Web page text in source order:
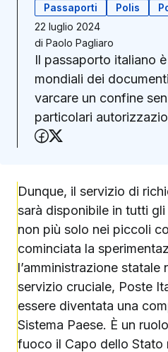
Passaporti Polis
22 luglio 2024
di Paolo Pagliaro
Il passaporto italiano
mondiali dei
varcare un confine
particolari
Condividi su
Dunque, il servizio di
sarà disponibile in tutti
non più solo nei piccoli
cominciata la
l’amministrazione statale
servizio cruciale, Poste
essere diventata una
Sistema Paese. È un
fuoco il Capo dello Stato